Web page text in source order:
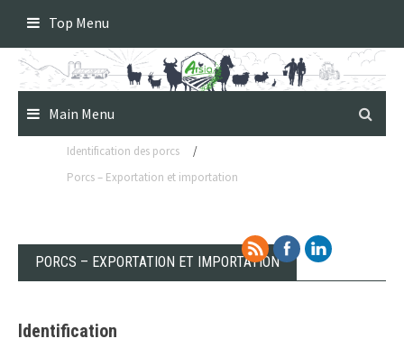
content
Top Menu
Main Menu
Identification des porcs
/
Porcs – Exportation et importation
PORCS – EXPORTATION ET IMPORTATION
Identification